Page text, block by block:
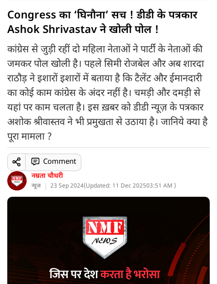
Congress का ‘घिनौना’ सच ! डीडी के पत्रकार
Ashok Shrivastav ने खोली पोल !
कांग्रेस से जुड़ी रहीं दो महिला नेताओं ने पार्टी के नेताओं की
जमकर पोल खोली है। पहले सिमी रोजबेल और अब शारदा
राठौड़ ने इशारों इशारों में बताया है कि टैलेंट और ईमानदारी
का कोई काम कांग्रेस के अंदर नहीं है। चमड़ी और दमड़ी से
यहां पर काम चलता है। इस ख़बर को डीडी न्यूज़ के पत्रकार
अशोक श्रीवास्तव ने भी प्रमुखता से उठाया है। जानिये क्या है
पूरा मामला ?
नम्रता चौधरी
न्यूज 23 Sep 2024(Updated: 11 Dec 202503:51 AM )
Comment